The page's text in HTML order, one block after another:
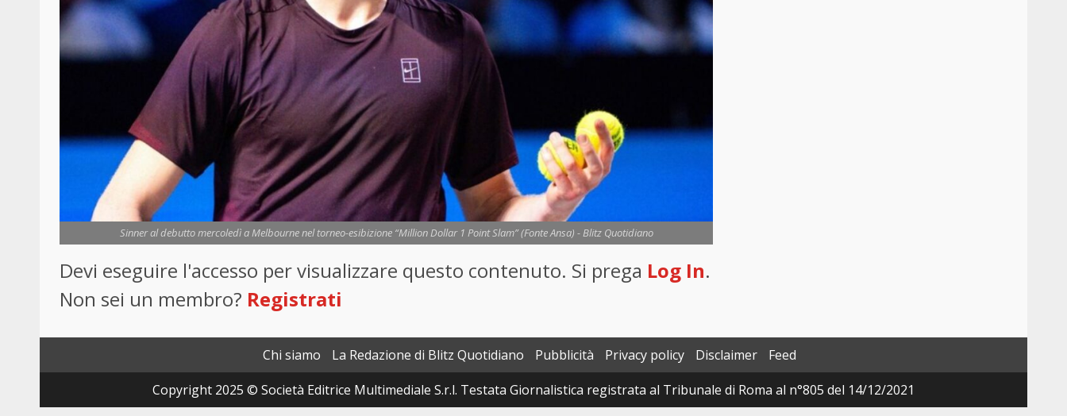
Sinner al debutto mercoledì a Melbourne nel torneo-esibizione “Million Dollar 1 Point Slam” (Fonte Ansa) - Blitz Quotidiano
Devi eseguire l'accesso per visualizzare questo contenuto. Si prega Log In.
Non sei un membro? Registrati
Chi siamo La Redazione di Blitz Quotidiano Pubblicità Privacy policy Disclaimer
Feed
Copyright 2025 © Società Editrice Multimediale S.r.l. Testata Giornalistica registrata al Tribunale di Roma al n°805 del 14/12/2021